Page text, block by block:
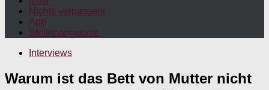
Nichts verpassen!
App
Stellenangebote
Interviews
Warum ist das Bett von Mutter nicht